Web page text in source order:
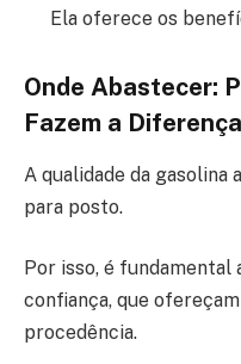
Ela oferece os
Onde Abastecer:
Fazem a Diferença
A qualidade da gasolina
para posto.
Por isso, é
confiança, que
procedência.